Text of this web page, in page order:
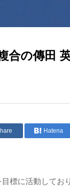
合の傳田
Hatena
標に活動してお